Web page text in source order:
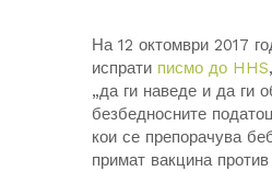
На 12 октомври 2017
испрати писмо до HHS
„да ги наведе и да ги
безбедносните
кои се препорачува
примат вакцина